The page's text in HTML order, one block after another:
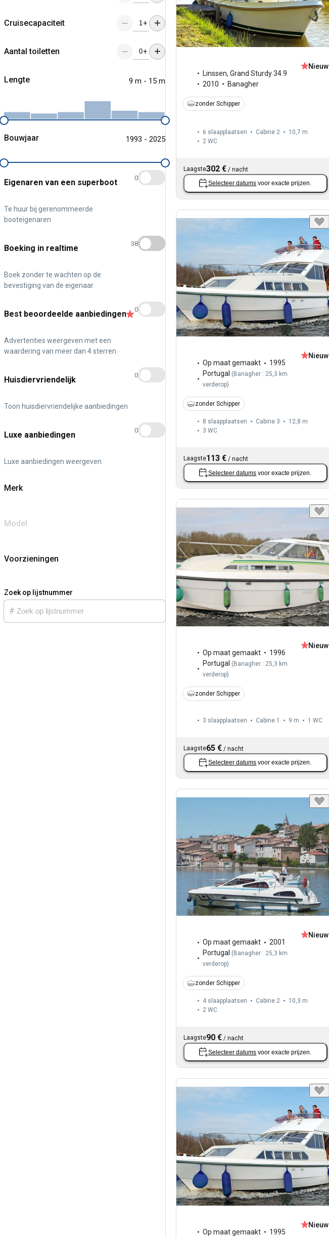
Cruisecapaciteit +
Aantal toiletten +
Lengte 9 m - 15 m
Bouwjaar 1993 - 2025
Eigenaren van een superboot
Te huur bij gerenommeerde
booteigenaren
0
Boeking in realtime
Boek zonder te wachten op de
bevestiging van de eigenaar
38
Best beoordeelde aanbiedingen
Advertenties weergeven met een
waardering van meer dan 4 sterren
0
Huisdiervriendelijk
Toon huisdiervriendelijke aanbiedingen
0
Luxe aanbiedingen
Luxe aanbiedingen weergeven
0
Merk
Model
Voorzieningen
Zoek op lijstnummer
Linssen, Grand Sturdy 34.9
2010
Banagher
Nieuw
zonder Schipper
6 slaapplaatsen Cabine 2
10,7 m
2 WC
Laagste302 € / nacht
Selecteer datums voor exacte prijzen.
Op maat gemaakt
1995
Portugal ( Banagher : 25,3 km
verderop)
Nieuw
zonder Schipper
8 slaapplaatsen Cabine 3
12,8 m
3 WC
Laagste113 € / nacht
Selecteer datums voor exacte prijzen.
Op maat gemaakt
1996
Portugal (Banagher : 25,3 km
verderop)
Nieuw
zonder Schipper
3 slaapplaatsen Cabine 1 9 m 1 WC
Laagste65 € / nacht
Selecteer datums voor exacte prijzen.
Op maat gemaakt
2001
Portugal ( Banagher : 25,3 km
verderop)
Nieuw
zonder Schipper
4 slaapplaatsen Cabine 2
10,3 m
2 WC
Laagste90 € / nacht
Selecteer datums voor exacte prijzen.
Op maat gemaakt 1995
Nieuw